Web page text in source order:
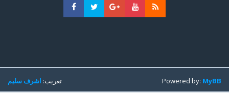
تعريب:اشرف سليم Powered by:MyBB